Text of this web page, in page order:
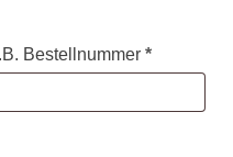
Bestellnummer*